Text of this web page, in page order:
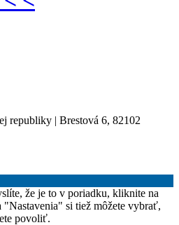
republiky | Brestová 6, 82102
že je to v poriadku, kliknite na
si tiež môžete vybrať,
povoliť.